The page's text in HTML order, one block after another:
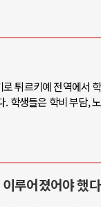
튀르키예 전역에서
학생들은 학비 부담,
루어졌어야 했다
중동
호르무즈 해협
이란, 호르무즈